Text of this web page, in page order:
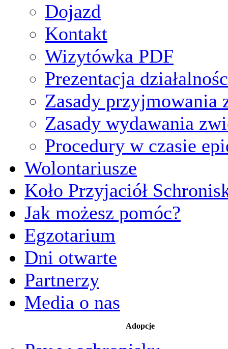
Dojazd
Kontakt
Wizytówka PDF
Prezentacja
Zasady przyjmowania
Zasady wydawania
Procedury w czasie
Wolontariusze
Koło Przyjaciół
Jak możesz pomóc?
Egzotarium
Dni otwarte
Partnerzy
Media o nas
Adopcje